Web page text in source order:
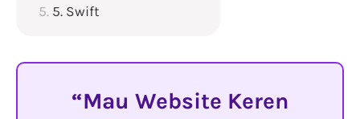
5. Swift
Mau Website Keren